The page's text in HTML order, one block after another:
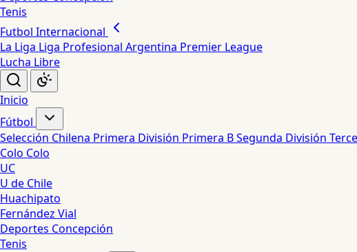
Tenis
Futbol Internacional
La Liga Liga Profesional Argentina Premier League
Lucha Libre
Inicio
Fútbol
Selección Chilena Primera División Primera BSegunda División
Colo Colo
UC
U de Chile
Huachipato
Fernández Vial
Deportes Concepción
Tenis